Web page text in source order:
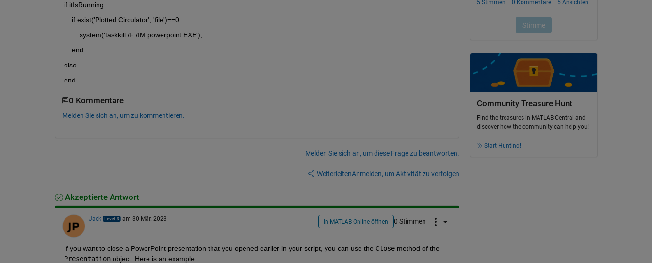
if itIsRunning
    if exist('Plotted Circulator', 'file')==0
        system('taskkill /F /IM powerpoint.EXE');
    end
else
end
0 Kommentare
Melden Sie sich an, um zu kommentieren.
Melden Sie sich an, um diese Frage zu beantworten.
WeiterleitenAnmelden, um Aktivität zu verfolgen
Akzeptierte Antwort
Jack am 30 Mär. 2023 In MATLAB Online öffnen 0 Stimmen
If you want to close a PowerPoint presentation that you opened earlier in your script, you can use the Close
Presentation object. Here is an example:
Community Treasure Hunt
Find the treasures in MATLAB Central and
discover how the community can help you!
Start Hunting!